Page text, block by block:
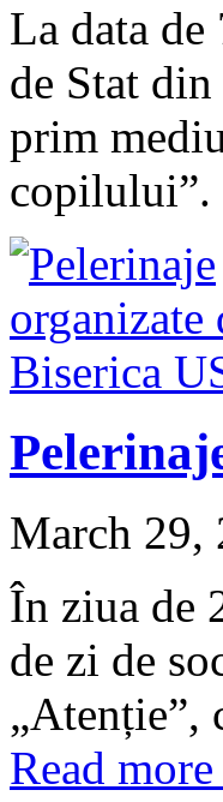
La data
de Stat
prim
March 29,
În ziua de
de zi de
Read more